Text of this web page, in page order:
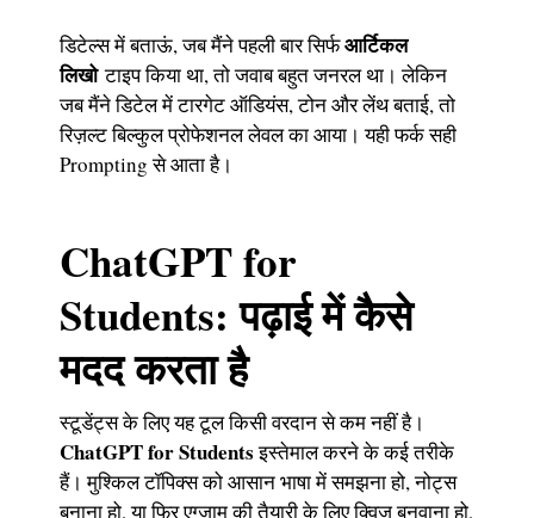
डिटेल्स में बताऊं, जब मैंने पहली बार सिर्फआर्टिकल
लिखोटाइप किया था, तो जवाब बहुत जनरल था। लेकिन
जब मैंने डिटेल में टारगेट ऑडियंस, टोन और लेंथ बताई, तो
रिज़ल्ट बिल्कुल प्रोफेशनल लेवल का आया। यही फर्क सही
Prompting से आता है।
ChatGPT for
Students: पढ़ाई में कैसे
मदद करता है
स्टूडेंट्स के लिए यह टूल किसी वरदान से कम नहीं है।
ChatGPT for Studentsइस्तेमाल करने के कई तरीके
हैं। मुश्किल टॉपिक्स को आसान भाषा में समझना हो, नोट्स
बनाना हो, या फिर एग्जाम की तैयारी के लिए क्विज़ बनवाना हो,